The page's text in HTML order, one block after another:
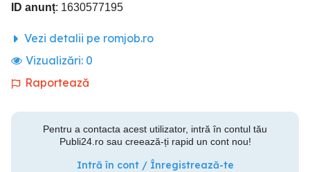
ID anunț: 1630577195
Vezi detalii pe romjob.ro
Vizualizări: 0
Raportează
Pentru a contacta acest utilizator, intră în contul tău
Publi24.ro sau creează-ți rapid un cont nou!
Intră în cont / Înregistrează-te